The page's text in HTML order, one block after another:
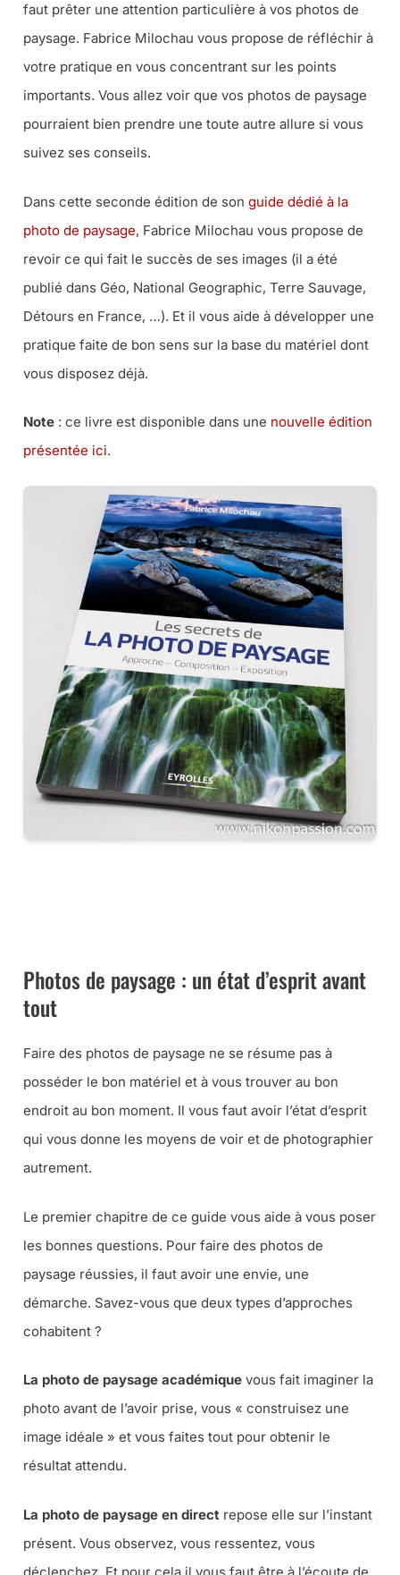
faut prêter une attention particulière à vos photos de
paysage. Fabrice Milochau vous propose de réfléchir à
votre pratique en vous concentrant sur les points
importants. Vous allez voir que vos photos de paysage
pourraient bien prendre une toute autre allure si vous
suivez ses conseils.
Dans cette seconde édition de son guide dédié à la
photo de paysage, Fabrice Milochau vous propose de
revoir ce qui fait le succès de ses images (il a été
publié dans Géo, National Geographic, Terre Sauvage,
Détours en France, …). Et il vous aide à développer une
pratique faite de bon sens sur la base du matériel dont
vous disposez déjà.
Note : ce livre est disponible dans une nouvelle édition
présentée ici.
Photos de paysage : un état d’esprit avant
tout
Faire des photos de paysage ne se résume pas à
posséder le bon matériel et à vous trouver au bon
endroit au bon moment. Il vous faut avoir l’état d’esprit
qui vous donne les moyens de voir et de photographier
autrement.
Le premier chapitre de ce guide vous aide à vous poser
les bonnes questions. Pour faire des photos de
paysage réussies, il faut avoir une envie, une
démarche. Savez-vous que deux types d’approches
cohabitent ?
La photo de paysage académique vous fait imaginer la
photo avant de l’avoir prise, vous « construisez une
image idéale » et vous faites tout pour obtenir le
résultat attendu.
La photo de paysage en direct repose elle sur l’instant
présent. Vous observez, vous ressentez, vous